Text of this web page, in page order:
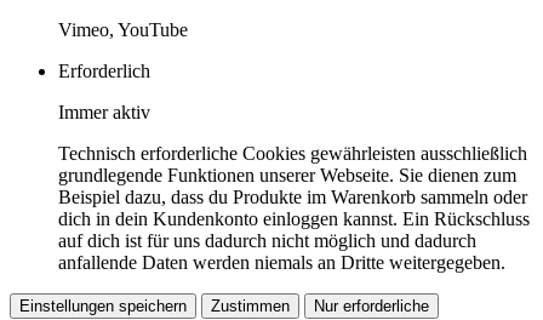
Vimeo, YouTube
Erforderlich
Immer aktiv
Technisch erforderliche Cookies gewährleisten ausschließlich
grundlegende Funktionen unserer Webseite. Sie dienen zum
Beispiel dazu, dass du Produkte im Warenkorb sammeln oder
dich in dein Kundenkonto einloggen kannst. Ein Rückschluss
auf dich ist für uns dadurch nicht möglich und dadurch
anfallende Daten werden niemals an Dritte weitergegeben.
Einstellungen speichern Zustimmen Nur erforderliche